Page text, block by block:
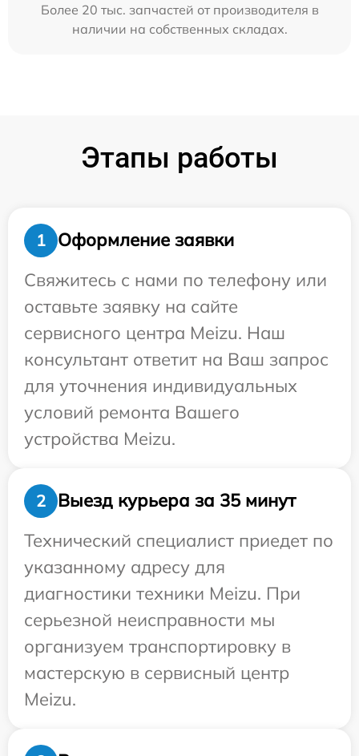
Более 20 тыс. запчастей от производителя в
наличии на собственных складах.
Этапы работы
1
Оформление заявки
Свяжитесь с нами по телефону или
оставьте заявку на сайте
сервисного центра Meizu. Наш
консультант ответит на Ваш запрос
для уточнения индивидуальных
условий ремонта Вашего
устройства Meizu.
2
Выезд курьера за 35 минут
Технический специалист приедет по
указанному адресу для
диагностики техники Meizu. При
серьезной неисправности мы
организуем транспортировку в
мастерскую в сервисный центр
Meizu.